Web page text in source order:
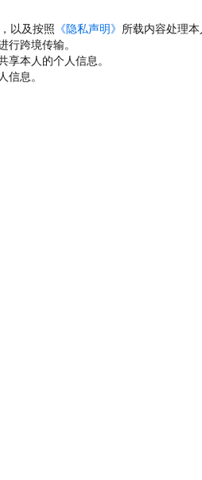
，以及按照 《隐私声明》 所载内容处理本
跨境传输。
本人的个人信息。
息。